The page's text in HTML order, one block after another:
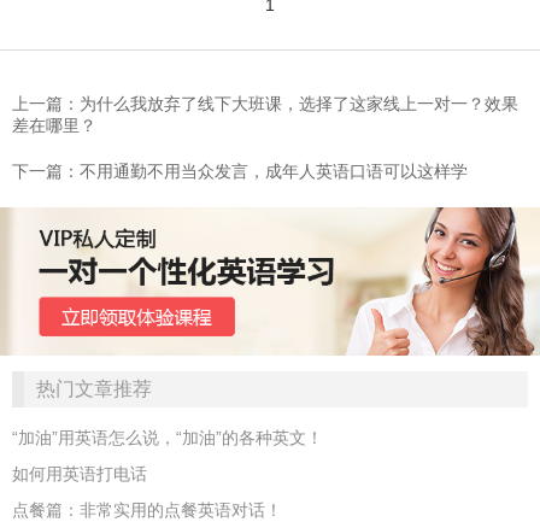
1
上一篇：为什么我放弃了线下大班课，选择了这家线上一对一？效果
差在哪里？
下一篇：不用通勤不用当众发言，成年人英语口语可以这样学
热门文章推荐
“加油”用英语怎么说，“加油”的各种英文！
如何用英语打电话
点餐篇：非常实用的点餐英语对话！